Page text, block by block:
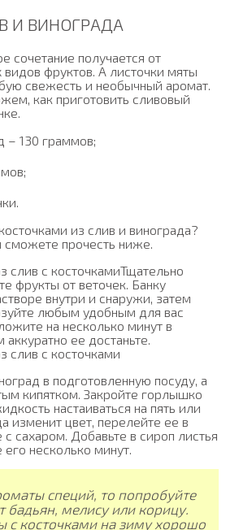
И ВИНОГРАДА
сочетание получается от
фруктов. А листочки мяты
свежесть и необычный аромат.
как приготовить сливовый
– 130 граммов;
из слив и винограда?
прочесть ниже.
Тщательно
фрукты от веточек. Банку
внутри и снаружи, затем
любым удобным для вас
на несколько минут в
ее достаньте.
в подготовленную посуду, а
кипятком. Закройте горлышко
настаиваться на пять или
изменит цвет, перелейте ее в
сахаром. Добавьте в сироп листья
несколько минут.
специй, то попробуйте
бадьян, мелису или корицу.
с косточками на зиму хорошо